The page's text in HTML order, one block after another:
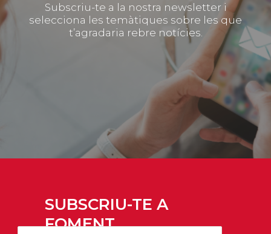
Subscriu-te a la nostra newsletter i
selecciona les temàtiques sobre les que
t’agradaria rebre notícies.
SUBSCRIU-TE A
FOMENT